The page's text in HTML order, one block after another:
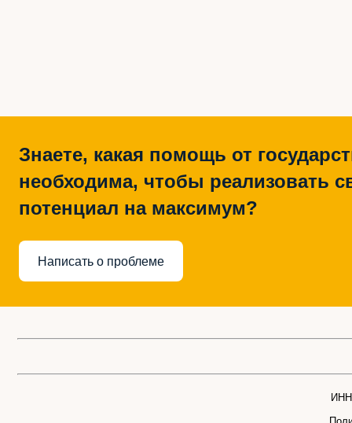
Знаете, какая помощь от
необходима, чтобы реализовать
потенциал на максимум?
Написать о проблеме